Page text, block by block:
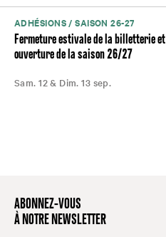
ADHÉSIONS / SAISON 26-27
Fermeture estivale de la billetterie et
ouverture de la saison 26/27
Sam. 12 & Dim. 13 sep.
ABONNEZ-VOUS
À NOTRE NEWSLETTER